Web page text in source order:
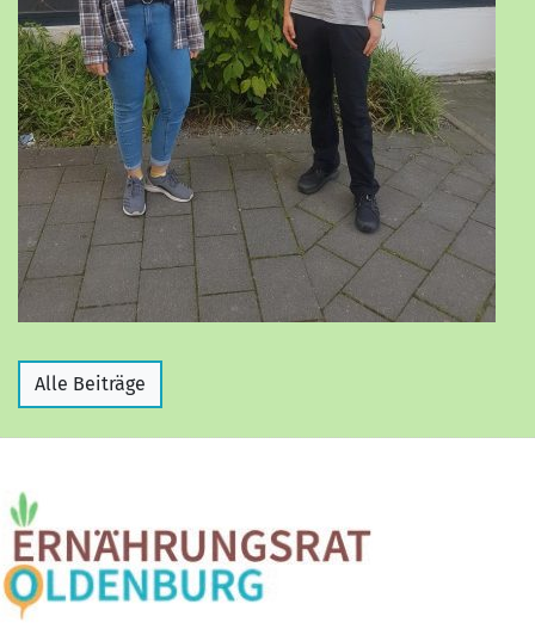
Alle Beiträge